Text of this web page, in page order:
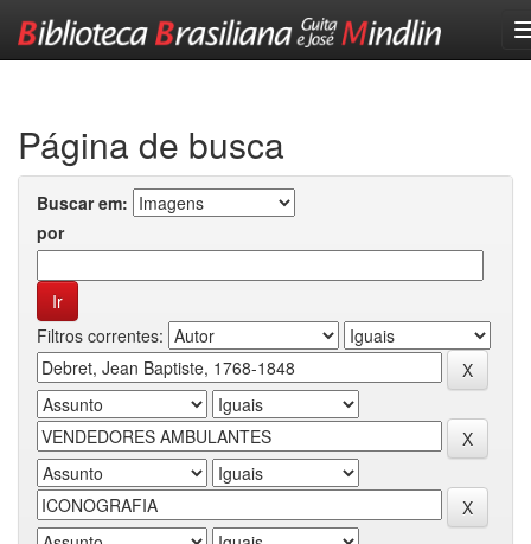
Página de busca
Buscar em:
por
Filtros correntes: